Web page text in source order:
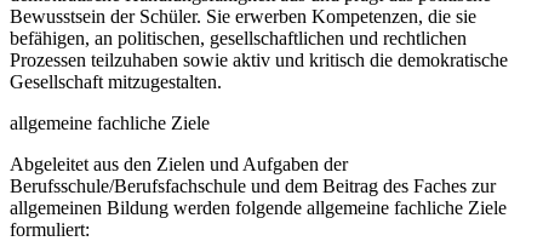
Bewusstsein der Schüler. Sie erwerben Kompetenzen, die sie
befähigen, an politischen, gesellschaftlichen und rechtlichen
Prozessen teilzuhaben sowie aktiv und kritisch die demokratische
Gesellschaft mitzugestalten.
allgemeine fachliche Ziele
Abgeleitet aus den Zielen und Aufgaben der
Berufsschule/Berufsfachschule und dem Beitrag des Faches zur
allgemeinen Bildung werden folgende allgemeine fachliche Ziele
formuliert: